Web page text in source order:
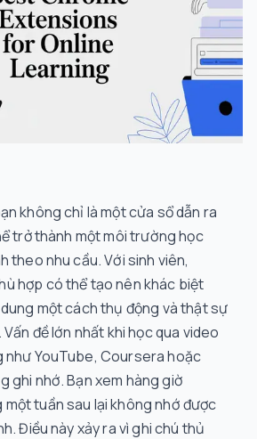
không chỉ là một cửa sổ dẫn ra
trở thành một môi trường học
theo nhu cầu. Với sinh viên,
hợp có thể tạo nên khác biệt
một cách thụ động và thật sự
đề lớn nhất khi học qua video
như YouTube, Coursera hoặc
ghi nhớ. Bạn xem hàng giờ
tuần sau lại không nhớ được
Điều này xảy ra vì ghi chú thủ